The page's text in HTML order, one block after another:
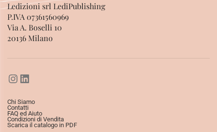
Ledizioni srl LediPublishing
P.IVA 07361560969
Via A. Boselli 10
20136 Milano
Chi Siamo
Contatti
FAQ ed Aiuto
Condizioni di Vendita
Scarica il catalogo in PDF